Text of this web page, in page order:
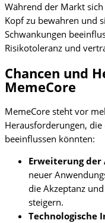
Während der Markt
Kopf zu bewahren und
Schwankungen
Risikotoleranz und
Chancen und
MemeCore
MemeCore steht vor
Herausforderungen,
beeinflussen könnten:
Erweiterung der
neuer
die Akzeptanz
steigern.
Technologische